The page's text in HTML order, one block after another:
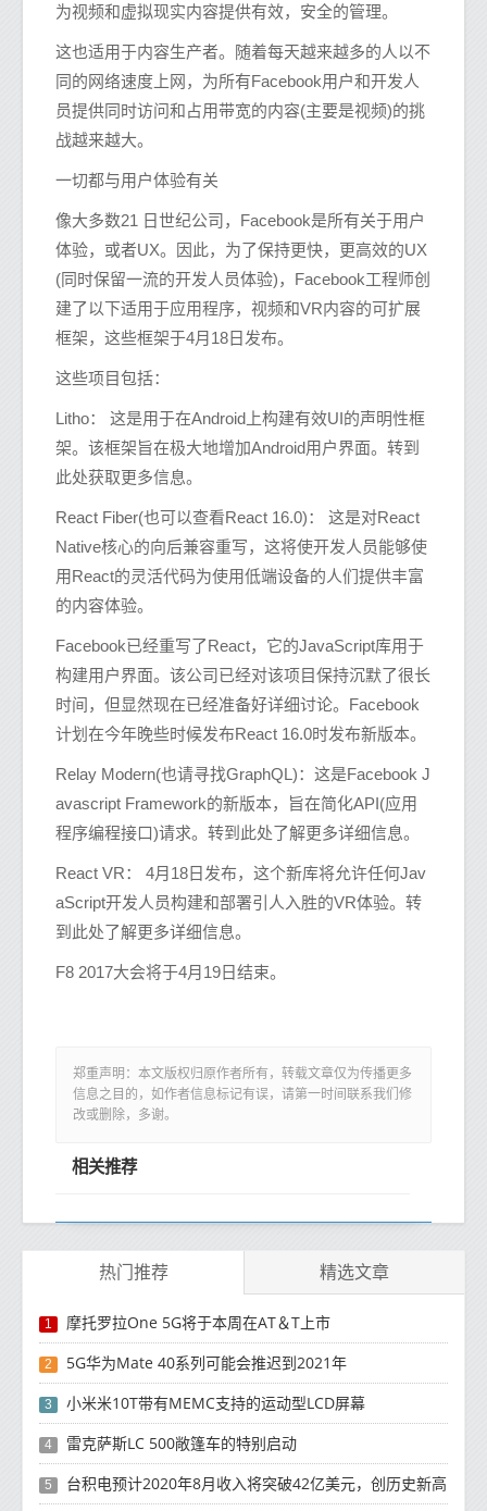
为视频和虚拟现实内容提供有效，安全的管理。
这也适用于内容生产者。随着每天越来越多的人以不
同的网络速度上网，为所有Facebook用户和开发人
员提供同时访问和占用带宽的内容(主要是视频)的挑
战越来越大。
一切都与用户体验有关
像大多数21 日世纪公司，Facebook是所有关于用户
体验，或者UX。因此，为了保持更快，更高效的UX
(同时保留一流的开发人员体验)，Facebook工程师创
建了以下适用于应用程序，视频和VR内容的可扩展
框架，这些框架于4月18日发布。
这些项目包括：
Litho： 这是用于在Android上构建有效UI的声明性框
架。该框架旨在极大地增加Android用户界面。转到
此处获取更多信息。
React Fiber(也可以查看React 16.0)： 这是对React
Native核心的向后兼容重写，这将使开发人员能够使
用React的灵活代码为使用低端设备的人们提供丰富
的内容体验。
Facebook已经重写了React，它的JavaScript库用于
构建用户界面。该公司已经对该项目保持沉默了很长
时间，但显然现在已经准备好详细讨论。Facebook
计划在今年晚些时候发布React 16.0时发布新版本。
Relay Modern(也请寻找GraphQL)：这是Facebook J
avascript Framework的新版本，旨在简化API(应用
程序编程接口)请求。转到此处了解更多详细信息。
React VR： 4月18日发布，这个新库将允许任何Jav
aScript开发人员构建和部署引人入胜的VR体验。转
到此处了解更多详细信息。
F8 2017大会将于4月19日结束。
郑重声明：本文版权归原作者所有，转载文章仅为传播更多
信息之目的，如作者信息标记有误，请第一时间联系我们修
改或删除，多谢。
相关推荐
热门推荐 精选文章
1 摩托罗拉One 5G将于本周在AT＆T上市
2 5G华为Mate 40系列可能会推迟到2021年
3 小米米10T带有MEMC支持的运动型LCD屏幕
4 雷克萨斯LC 500敞篷车的特别启动
5 台积电预计2020年8月收入将突破42亿美元，创历史新高